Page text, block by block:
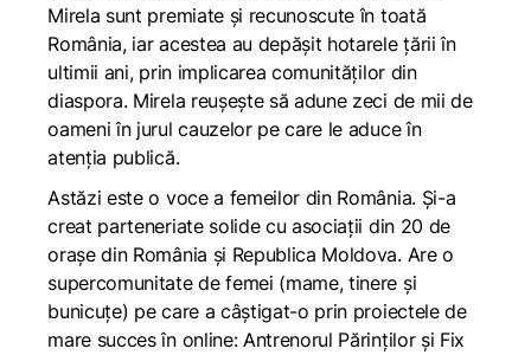
Mirela sunt premiate și recunoscute în toată
România, iar acestea au depășit hotarele țării în
ultimii ani, prin implicarea comunităților din
diaspora. Mirela reușește să adune zeci de mii de
oameni în jurul cauzelor pe care le aduce în
atenția publică.
Astăzi este o voce a femeilor din România. Și-a
creat parteneriate solide cu asociații din 20 de
orașe din România și Republica Moldova. Are o
supercomunitate de femei (mame, tinere și
bunicuțe) pe care a câștigat-o prin proiectele de
mare succes în online: Antrenorul Părinților și Fix